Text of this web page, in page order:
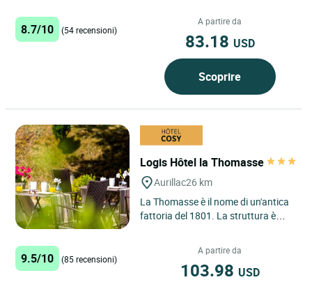
es Montagnes...
8.7/10 (54 recensioni)
A partire da
83.18 USD
Scoprire
Logis Hôtel la Thomasse
Aurillac26 km
La Thomasse è il nome di un'antica
fattoria del 1801. La struttura è
9.5/10 (85 recensioni)
A partire da
103.98 USD